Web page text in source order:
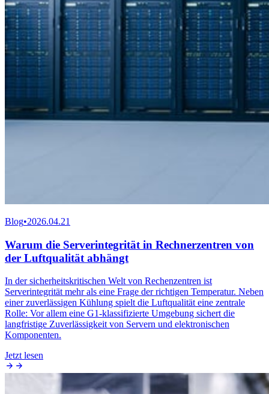
Blog•2026.04.21
Warum die Serverintegrität in Rechnerzentren von
der Luftqualität abhängt
In der sicherheitskritischen Welt von Rechenzentren ist
Serverintegrität mehr als eine Frage der richtigen Temperatur. Neben
einer zuverlässigen Kühlung spielt die Luftqualität eine zentrale
Rolle: Vor allem eine G1‑klassifizierte Umgebung sichert die
langfristige Zuverlässigkeit von Servern und elektronischen
Komponenten.
Jetzt lesen